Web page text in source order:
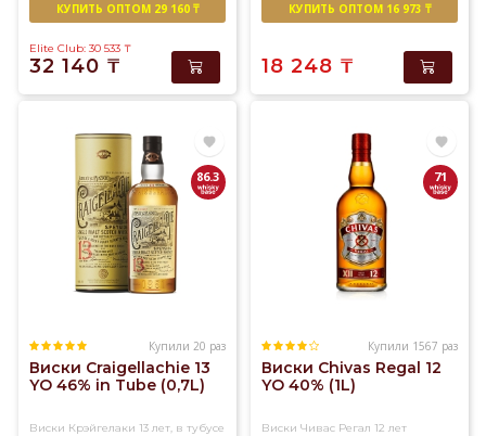
КУПИТЬ ОПТОМ 29 160 ₸
Elite Club: 30 533 ₸
32 140 ₸
КУПИТЬ ОПТОМ 16 973 ₸
18 248 ₸
86.3
Купили 20 раз
Виски Craigellachie 13
YO 46% in Tube (0,7L)
Виски Крэйгелаки 13 лет, в тубусе
71
Купили 1567 раз
Виски Chivas Regal 12
YO 40% (1L)
Виски Чивас Регал 12 лет